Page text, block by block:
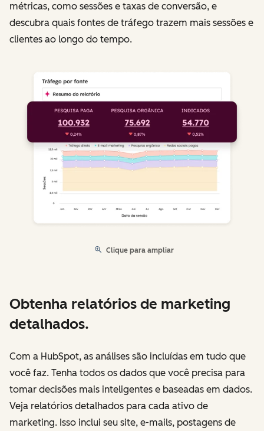
métricas, como sessões e taxas de conversão, e
descubra quais fontes de tráfego trazem mais sessões e
clientes ao longo do tempo.
Clique para ampliar
Obtenha relatórios de marketing
detalhados.
Com a HubSpot, as análises são incluídas em tudo que
você faz. Tenha todos os dados que você precisa para
tomar decisões mais inteligentes e baseadas em dados.
Veja relatórios detalhados para cada ativo de
marketing. Isso inclui seu site, e-mails, postagens de